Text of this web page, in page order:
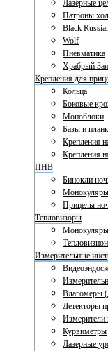
Лазерные
Патроны
Black
Wolf
Пневматика
Храбрый
Крепления для
Кольца
Боковые
Моноблоки
Базы и
Крепления
Крепления
ПНВ
Бинокли
Монокуляры
Прицелы
Тепловизоры
Измерительные
Влагомеры
Детекторы
Измерители
Курвиметры
Лазерные